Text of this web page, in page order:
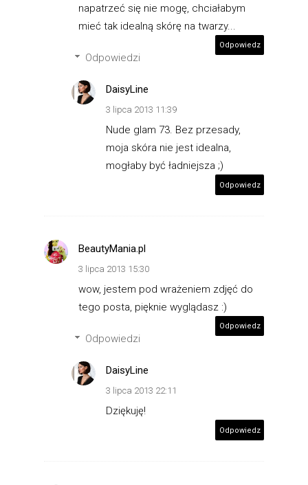
napatrzeć się nie mogę, chciałabym
mieć tak idealną skórę na twarzy...
Odpowiedz
Odpowiedzi
DaisyLine
3 lipca 2013 11:39
Nude glam 73. Bez przesady,
moja skóra nie jest idealna,
mogłaby być ładniejsza ;)
Odpowiedz
BeautyMania.pl
3 lipca 2013 15:30
wow, jestem pod wrażeniem zdjęć do
tego posta, pięknie wyglądasz :)
Odpowiedz
Odpowiedzi
DaisyLine
3 lipca 2013 22:11
Dziękuję!
Odpowiedz